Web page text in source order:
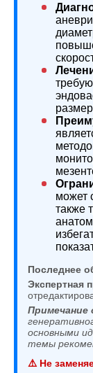
может
также
Последнее
Экспертная
Примечание
основными
темы
⚠️ Не